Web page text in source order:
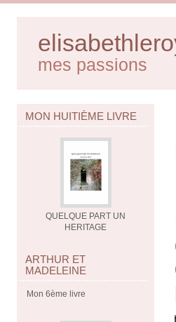
mes passions
MON HUITIÈME LIVRE
QUELQUE PART UN
HERITAGE
ARTHUR ET
MADELEINE
Mon 6ème livre